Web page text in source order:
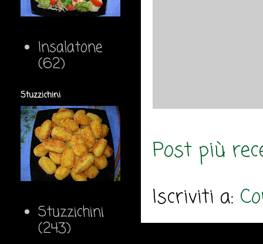
Post più
Iscriviti a:
Insalatone
(62)
Stuzzichini
Stuzzichini
(243)